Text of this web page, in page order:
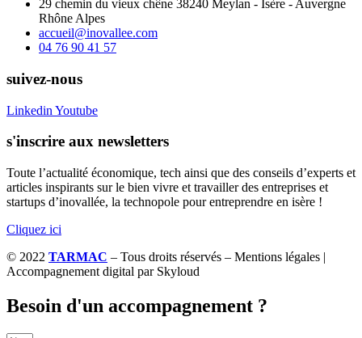
29 chemin du vieux chêne 38240 Meylan - Isère - Auvergne
Rhône Alpes
accueil@inovallee.com
04 76 90 41 57
suivez-nous
Linkedin Youtube
s'inscrire aux newsletters
Toute l’actualité économique, tech ainsi que des conseils d’experts et
articles inspirants sur le bien vivre et travailler des entreprises et
startups d’inovallée, la technopole pour entreprendre en isère !
Cliquez ici
© 2022 TARMAC – Tous droits réservés – Mentions légales |
Accompagnement digital par Skyloud
Besoin d'un accompagnement ?